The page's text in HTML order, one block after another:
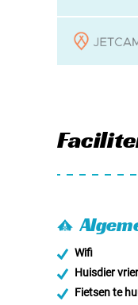
Wifi
Huisdier
Fietsen te